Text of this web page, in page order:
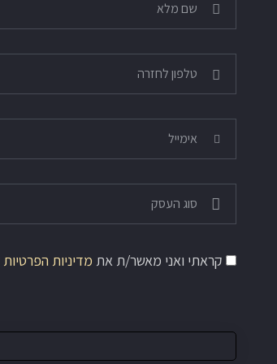
קראתי ואני מאשר/ת את מדיניות הפרטיות